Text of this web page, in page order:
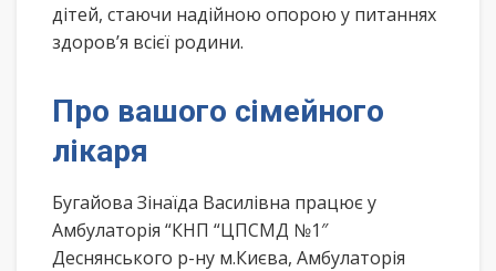
дітей, стаючи надійною опорою у питаннях
здоров’я всієї родини.
Про вашого сімейного
лікаря
Бугайова Зінаїда Василівна працює у
Амбулаторія “КНП “ЦПСМД №1″
Деснянського р-ну м.Києва, Амбулаторія